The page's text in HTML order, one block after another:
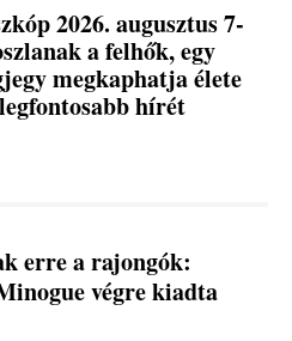
2026. augusztus 7-
a felhők, egy
megkaphatja élete
hírét
erre a rajongók:
végre kiadta